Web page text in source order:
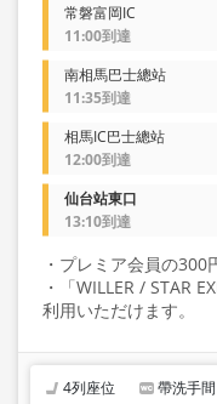
常磐富岡IC
11:00到達
南相馬巴士總站
11:35到達
相馬IC巴士總站
12:00到達
仙台站東口
13:10到達
・プレミア会員の300
・「WILLER / STAR
利用いただけます。
4列座位 帶洗手間